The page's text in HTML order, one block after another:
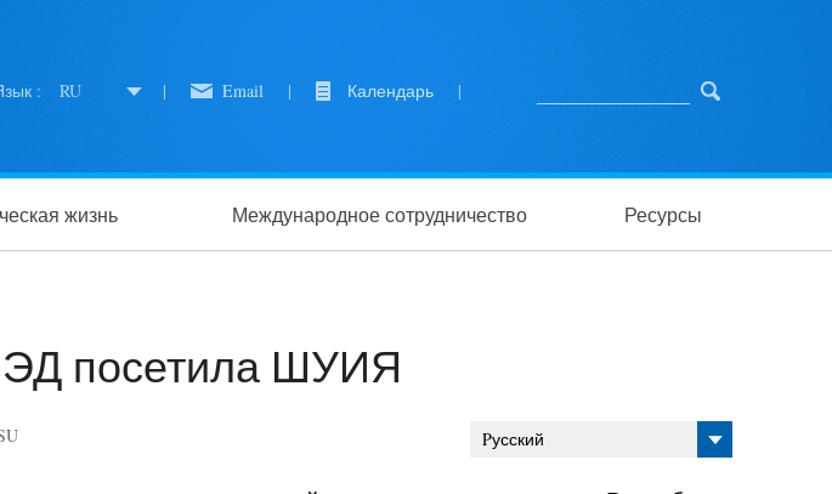
: RU | Email | Календарь |
жизнь Международное сотрудничество Ресурсы
посетила ШУИЯ
Pусский